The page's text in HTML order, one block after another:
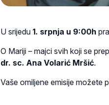
U srijedu 1. srpnja u 9:00h
O Mariji – majci svih koji se
dr. sc. Ana Volarić Mršić.
Vaše omiljene emisije možete